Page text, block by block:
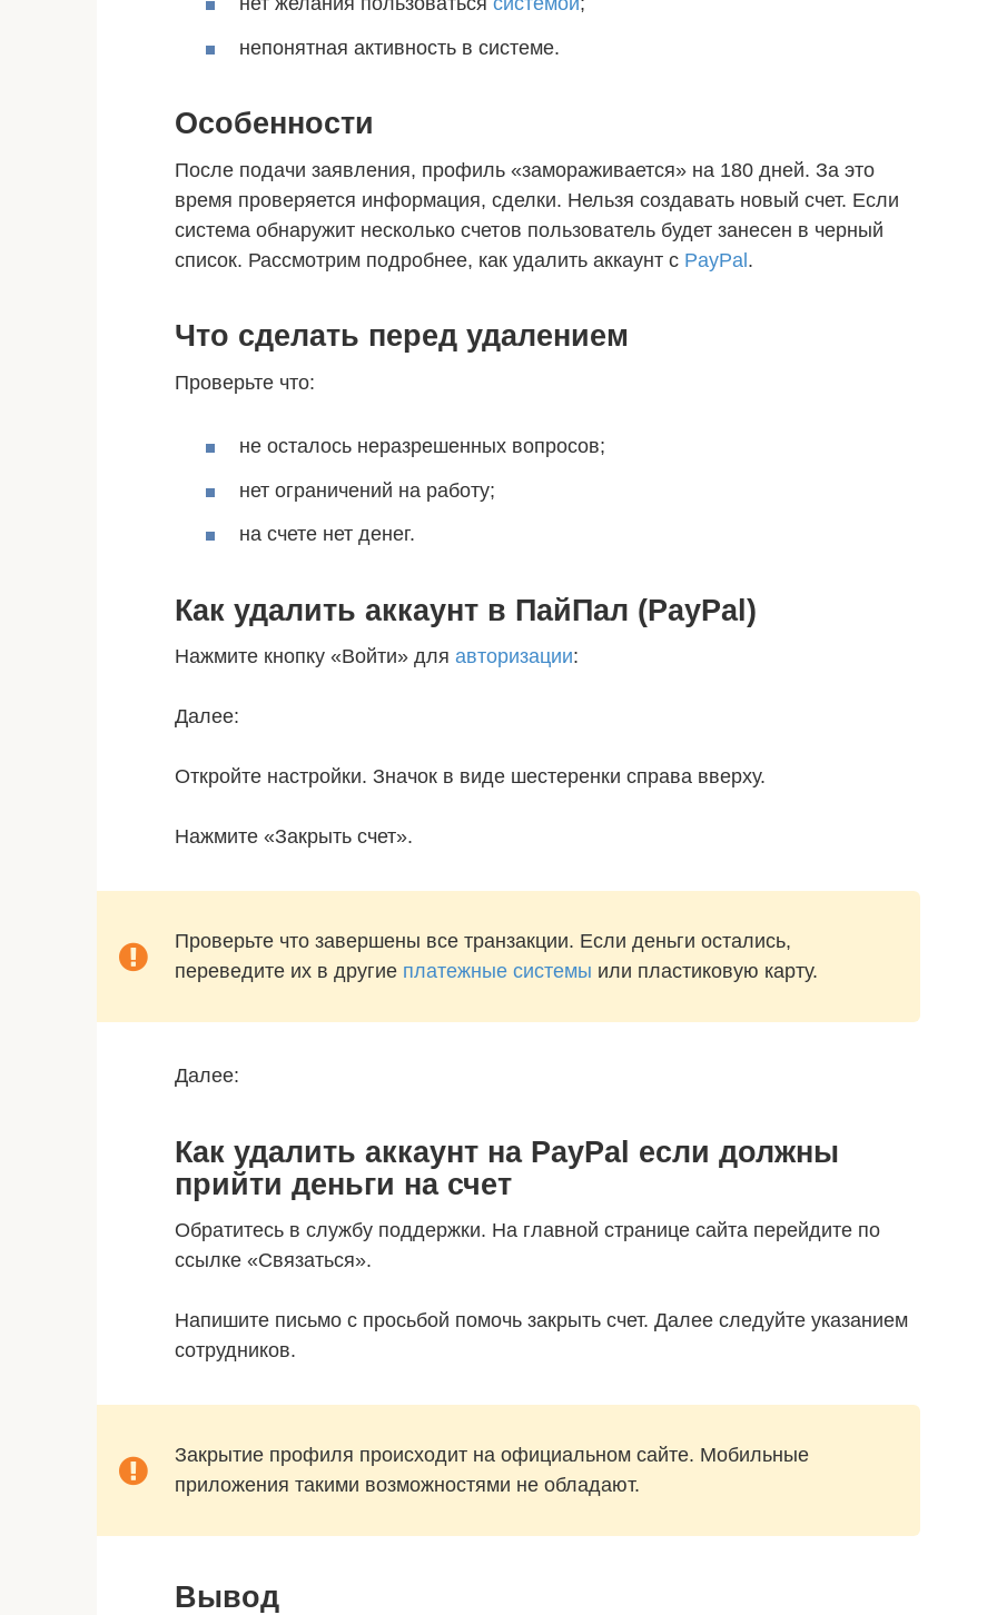
непонятная активность в системе.
Особенности
После подачи заявления, профиль «замораживается» на 180 дней. За это
время проверяется информация, сделки. Нельзя создавать новый счет. Если
система обнаружит несколько счетов пользователь будет занесен в черный
список. Рассмотрим подробнее, как удалить аккаунт с PayPal.
Что сделать перед удалением
Проверьте что:
не осталось неразрешенных вопросов;
нет ограничений на работу;
на счете нет денег.
Как удалить аккаунт в ПайПал (PayPal)
Нажмите кнопку «Войти» для авторизации:
Далее:
Откройте настройки. Значок в виде шестеренки справа вверху.
Нажмите «Закрыть счет».
Проверьте что завершены все транзакции. Если деньги остались,
переведите их в другие платежные системы или пластиковую карту.
Далее:
Как удалить аккаунт на PayPal если должны
прийти деньги на счет
Обратитесь в службу поддержки. На главной странице сайта перейдите по
ссылке «Связаться».
Напишите письмо с просьбой помочь закрыть счет. Далее следуйте указанием
сотрудников.
Закрытие профиля происходит на официальном сайте. Мобильные
приложения такими возможностями не обладают.
Вывод